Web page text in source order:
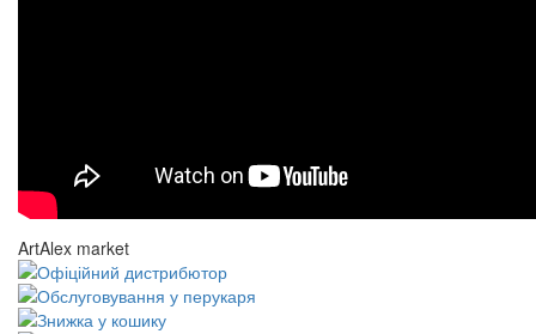
ArtAlex market